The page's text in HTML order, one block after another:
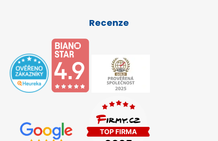
Recenze